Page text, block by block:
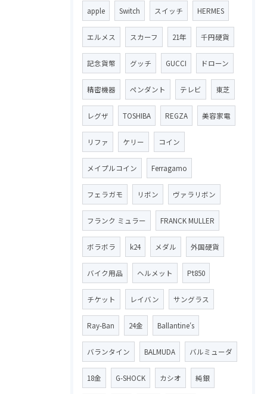
apple Switch スイッチ HERMES
エルメス スカーフ 21年 千円硬貨
記念貨幣 グッチ GUCCI ドローン
精密機器 ペンダント テレビ 東芝
レグザ TOSHIBA REGZA 美容家電
リファ ケリー コイン
メイプルコイン Ferragamo
フェラガモ リボン ヴァラリボン
フランク ミュラー FRANCK MULLER
ボラボラ k24 メダル 外国硬貨
バイク用品 ヘルメット Pt850
チケット レイバン サングラス
Ray-Ban 24金 Ballantine′s
バランタイン BALMUDA バルミューダ
18金 G-SHOCK カシオ 純銀